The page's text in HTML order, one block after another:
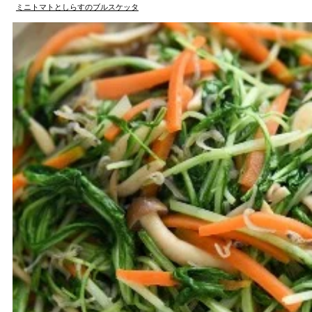
ミニトマトとしらすのブルスケッタ